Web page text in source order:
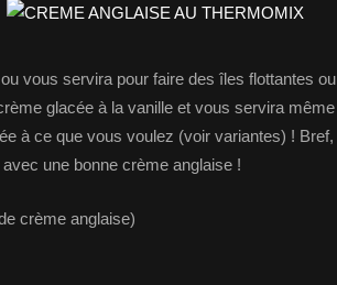
vous servira pour faire des îles flottantes ou
glacée à la vanille et vous servira même
à ce que vous voulez (voir variantes) ! Bref,
une bonne crème anglaise !
crème anglaise)